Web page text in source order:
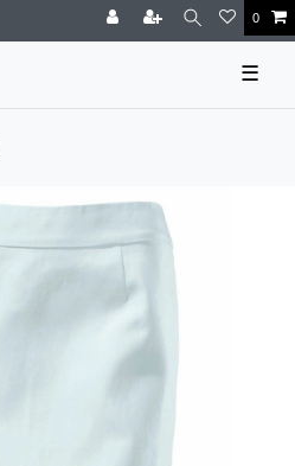
0
☰